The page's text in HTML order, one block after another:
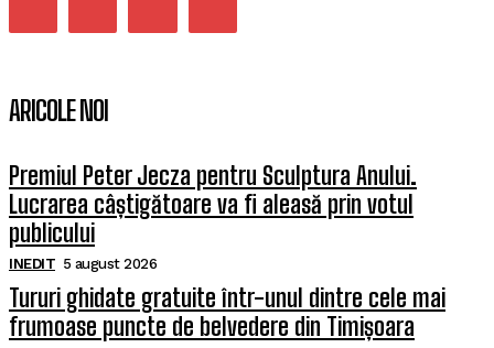
ARICOLE NOI
Premiul Peter Jecza pentru Sculptura Anului.
Lucrarea câștigătoare va fi aleasă prin votul
publicului
INEDIT 5 august 2026
Tururi ghidate gratuite într-unul dintre cele mai
frumoase puncte de belvedere din Timișoara